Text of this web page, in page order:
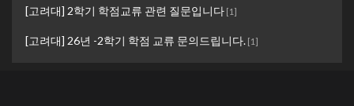
[고려대] 2학기 학점교류 관련 질문입니다 [1]
[고려대] 26년 -2학기 학점 교류 문의드립니다. [1]